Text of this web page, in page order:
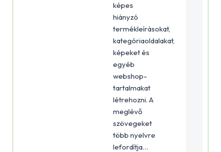
képes
hiányzó
termékleírásokat,
kategóriaoldalakat,
képeket és
egyéb
webshop-
tartalmakat
létrehozni. A
meglévő
szövegeket
több nyelvre
lefordítja…